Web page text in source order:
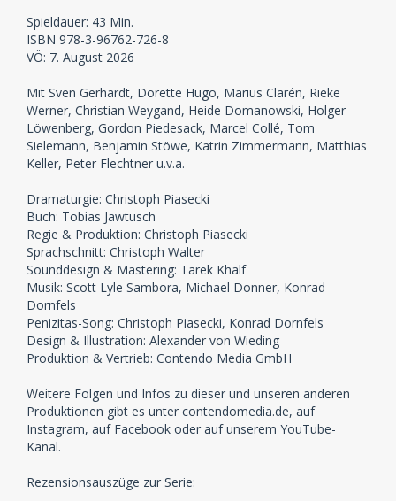
Spieldauer: 43 Min.
ISBN 978-3-96762-726-8
VÖ: 7. August 2026
Mit Sven Gerhardt, Dorette Hugo, Marius Clarén, Rieke
Werner, Christian Weygand, Heide Domanowski, Holger
Löwenberg, Gordon Piedesack, Marcel Collé, Tom
Sielemann, Benjamin Stöwe, Katrin Zimmermann, Matthias
Keller, Peter Flechtner u.v.a.
Dramaturgie: Christoph Piasecki
Buch: Tobias Jawtusch
Regie & Produktion: Christoph Piasecki
Sprachschnitt: Christoph Walter
Sounddesign & Mastering: Tarek Khalf
Musik: Scott Lyle Sambora, Michael Donner, Konrad
Dornfels
Penizitas-Song: Christoph Piasecki, Konrad Dornfels
Design & Illustration: Alexander von Wieding
Produktion & Vertrieb: Contendo Media GmbH
Weitere Folgen und Infos zu dieser und unseren anderen
Produktionen gibt es unter contendomedia.de, auf
Instagram, auf Facebook oder auf unserem YouTube-
Kanal.
Rezensionsauszüge zur Serie: